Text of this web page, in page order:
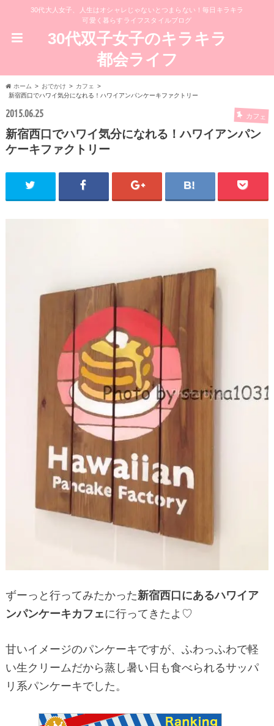
30代大人女子、人生はオシャレじゃないとつまらない！毎日キラキラ
可愛く暮らすライフスタイルブログ
30代双子女子のキラキラ
都会ライフ
ホーム おでかけ
カフェ
新宿西口でハワイ気分になれる！ハワイアンパンケーキファクトリー
2015.06.25 カフェ
新宿西口でハワイ気分になれる！ハワイアンパン
ケーキファクトリー
ずーっと行ってみたかった新宿西口にあるハワイア
ンパンケーキカフェに行ってきたよ♡
甘いイメージのパンケーキですが、ふわっふわで軽
い生クリームだから蒸し暑い日も食べられるサッパ
リ系パンケーキでした。